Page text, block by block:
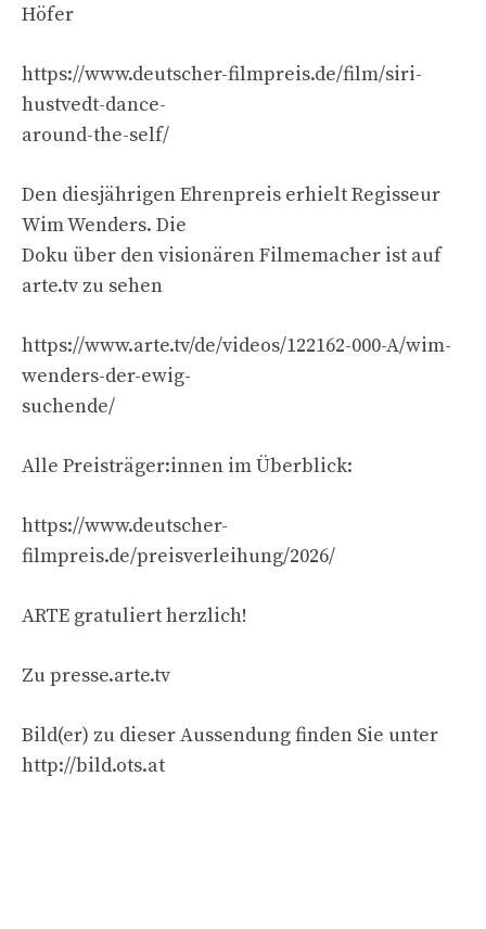
Höfer
https://www.deutscher-filmpreis.de/film/siri-
hustvedt-dance-
around-the-self/
Den diesjährigen Ehrenpreis erhielt Regisseur
Wim Wenders. Die
Doku über den visionären Filmemacher ist auf
arte.tv zu sehen
https://www.arte.tv/de/videos/122162-000-A/wim-
wenders-der-ewig-
suchende/
Alle Preisträger:innen im Überblick:
https://www.deutscher-
filmpreis.de/preisverleihung/2026/
ARTE gratuliert herzlich!
Zu presse.arte.tv
Bild(er) zu dieser Aussendung finden Sie unter
http://bild.ots.at